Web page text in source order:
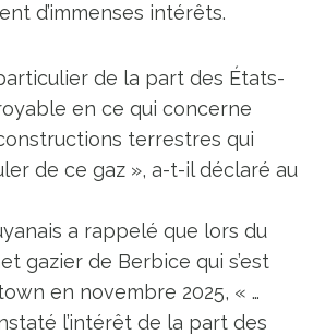
d’immenses intérêts.
de la part des États-
en ce qui concerne
terrestres qui
de ce gaz », a-t-il déclaré au
a rappelé que lors du
gazier de Berbice qui s’est
en novembre 2025, « …
l’intérêt de la part des